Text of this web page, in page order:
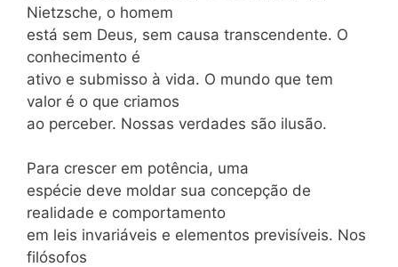
Nietzsche, o homem
está sem Deus, sem causa transcendente. O
conhecimento é
ativo e submisso à vida. O mundo que tem
valor é o que criamos
ao perceber. Nossas verdades são ilusão.
Para crescer em potência, uma
espécie deve moldar sua concepção de
realidade e comportamento
em leis invariáveis e elementos previsíveis. Nos
filósofos